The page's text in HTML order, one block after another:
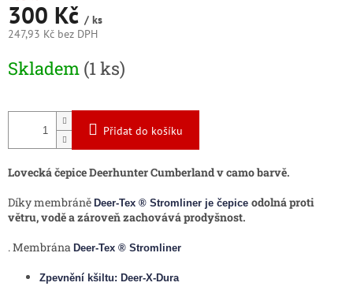
300 Kč / ks
247,93 Kč bez DPH
cena:
Skladem (1 ks)
Přidat do košíku
Lovecká čepice Deerhunter Cumberland v camo barvě.
Díky membráně Deer-Tex ® Stromliner je čepice odolná proti
větru, vodě a zároveň zachovává prodyšnost.
. Membrána Deer-Tex ® Stromliner
Zpevnění kšiltu: Deer-X-Dura